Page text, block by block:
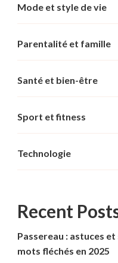
Mode et style de vie
Parentalité et famille
Santé et bien-être
Sport et fitness
Technologie
Recent
Passereau : astuces
mots fléchés en 2025